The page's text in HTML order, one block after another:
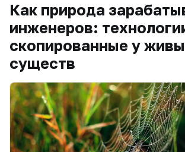
Как природа
инженеров:
скопированные у
существ